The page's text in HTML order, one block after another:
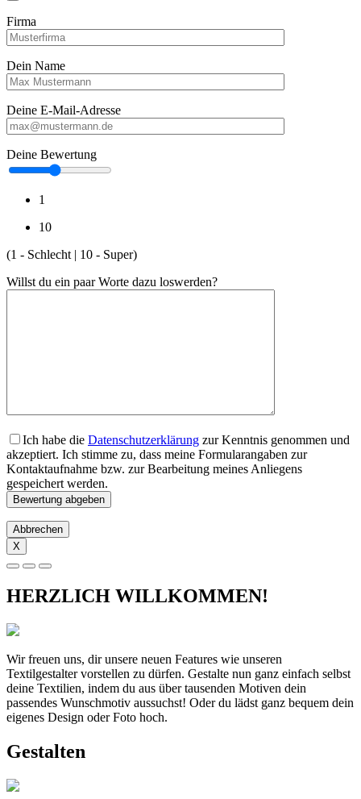
Firma
Dein Name
Deine E-Mail-Adresse
Deine Bewertung
1
10
(1 - Schlecht | 10 - Super)
Willst du ein paar Worte dazu loswerden?
Ich habe die Datenschutzerklärung zur Kenntnis genommen und
akzeptiert. Ich stimme zu, dass meine Formularangaben zur
Kontaktaufnahme bzw. zur Bearbeitung meines Anliegens
gespeichert werden.
Abbrechen
X
HERZLICH WILLKOMMEN!
Wir freuen uns, dir unsere neuen Features wie unseren
Textilgestalter vorstellen zu dürfen. Gestalte nun ganz einfach selbst
deine Textilien, indem du aus über tausenden Motiven dein
passendes Wunschmotiv aussuchst! Oder du lädst ganz bequem dein
eigenes Design oder Foto hoch.
Gestalten